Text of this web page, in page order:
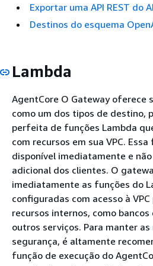
Exportar uma API REST do
Destinos do esquema
Lambda
AgentCore O Gateway oferece
como um dos tipos de destino,
perfeita de funções Lambda
com recursos em sua VPC.
disponível imediatamente e
adicional dos clientes. O
imediatamente as funções do
configuradas com acesso à
recursos internos, como bancos
outros serviços. Para manter
segurança, é altamente
função de execução do